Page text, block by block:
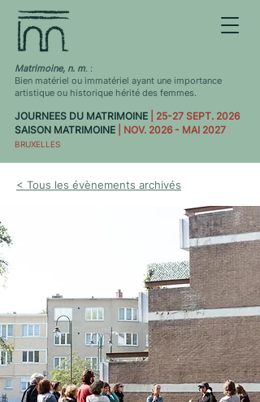
Matrimoine, n. m. :
Bien matériel ou immatériel ayant une importance
artistique ou historique hérité des femmes.
JOURNEES DU MATRIMOINE
| 25-27 SEPT. 2026
SAISON MATRIMOINE
| NOV. 2026 - MAI 2027
BRUXELLES
< Tous les évènements archivés